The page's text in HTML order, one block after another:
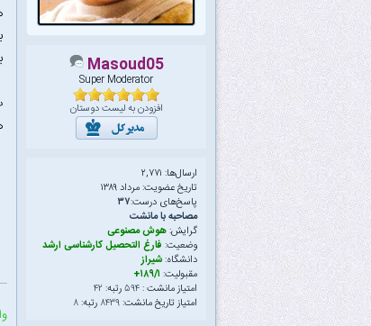
Masoud05
Super Moderator
افزودن به لیست دوستان
ارسال‌ها: ۲,۷۷۱
تاریخ عضویت: مرداد ۱۳۸۹
پاسخ‌های درست:۳۷
مصاحبه با مانشت
گرایش:هوش مصنوعی
وضعیت: فارغ التحصیل کارشناسی ارشد
دانشگاه:شیراز
مقبولیت: ۱۸۹/۱+
امتیاز مانشت :۵۹۴رتبه: ۴۲
امتیاز تاریخ مانشت:۸۴۳۹ رتبه:۸